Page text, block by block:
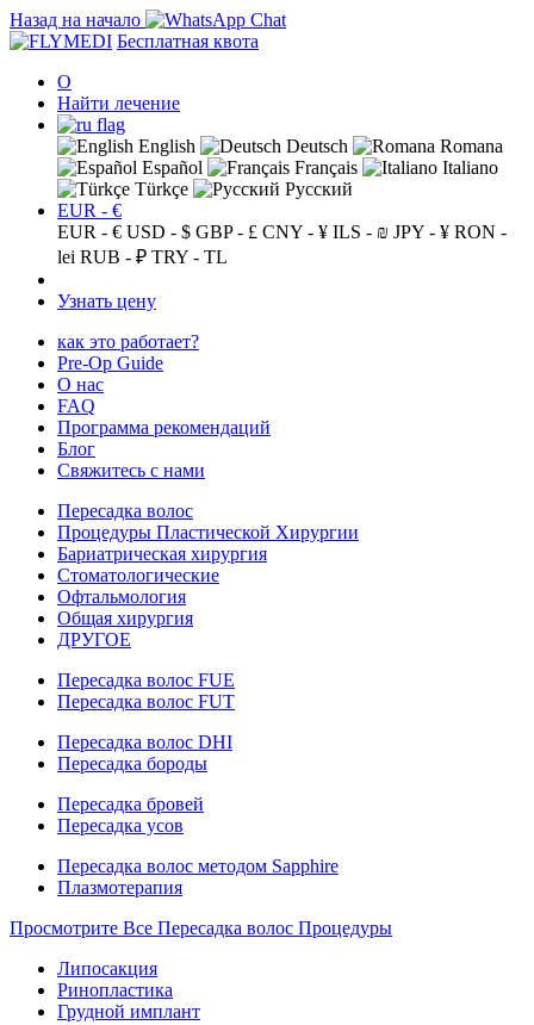
Назад на начало
Бесплатная квота
О
Найти лечение
English Deutsch
Romana
Español
Français
Italiano
Türkçe
Русский
EUR - €
EUR - € USD - $ GBP - £ CNY - ¥ ILS - ₪ JPY - ¥ RON -
lei RUB - ₽ TRY - TL
Узнать цену
как это работает?
Pre-Op Guide
О нас
FAQ
Программа рекомендаций
Блог
Свяжитесь с нами
Пересадка волос
Процедуры Пластической Хирургии
Бариатрическая хирургия
Стоматологические
Офтальмология
Общая хирургия
ДРУГОЕ
Пересадка волос FUE
Пересадка волос FUT
Пересадка волос DHI
Пересадка бороды
Пересадка бровей
Пересадка усов
Пересадка волос методом Sapphire
Плазмотерапия
Просмотрите Все Пересадка волос Процедуры
Липосакция
Ринопластика
Грудной имплант